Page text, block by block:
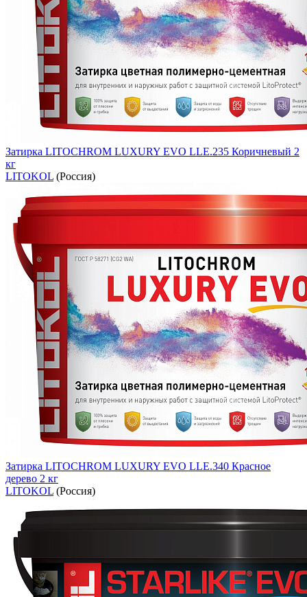
Затирка LITOCHROM LUXURY EVO LLE.235 Коричневый 2
кг
LITOKOL (Россия)
Затирка LITOCHROM LUXURY EVO LLE.340 Красное
дерево 2 кг
LITOKOL (Россия)